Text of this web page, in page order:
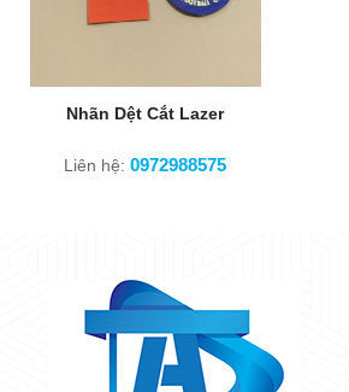
Nhãn Dệt Cắt Lazer
Liên hệ:0972988575